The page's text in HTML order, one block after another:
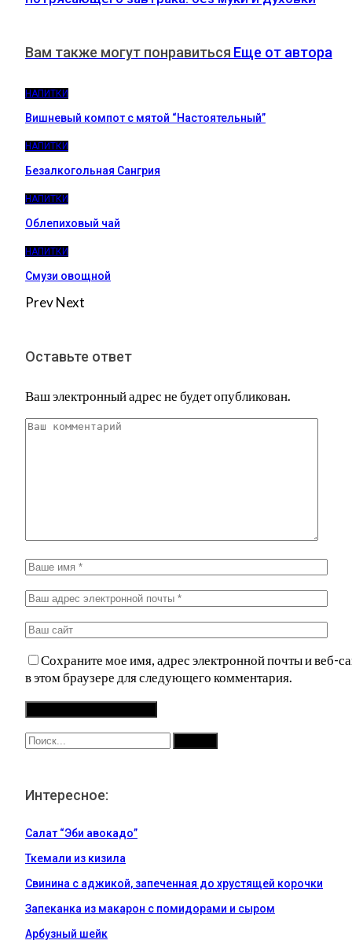
Вам также могут понравиться Еще от автора
НАПИТКИ
Вишневый компот с мятой “Настоятельный”
НАПИТКИ
Безалкогольная Сангрия
НАПИТКИ
Облепиховый чай
НАПИТКИ
Смузи овощной
PrevNext
Оставьте ответ
Ваш электронный адрес не будет опубликован.
Сохраните мое имя, адрес электронной почты и веб-
в этом браузере для следующего комментария.
Интересное:
Салат “Эби авокадо”
Ткемали из кизила
Свинина с аджикой, запеченная до хрустящей корочки
Запеканка из макарон с помидорами и сыром
Арбузный шейк